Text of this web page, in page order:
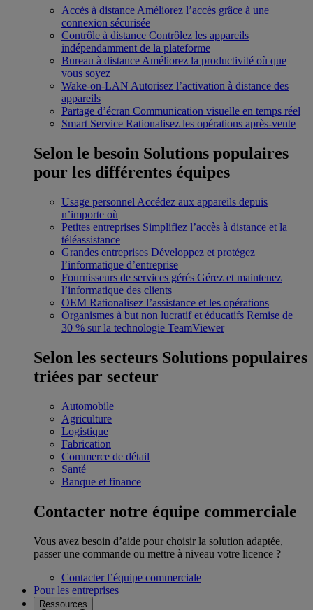
Accès à distance Améliorez l’accès grâce à une
connexion sécurisée
Contrôle à distance Contrôlez les appareils
indépendamment de la plateforme
Bureau à distance Améliorez la productivité où que
vous soyez
Wake-on-LAN Autorisez l’activation à distance des
appareils
Partage d’écran Communication visuelle en temps réel
Smart Service Rationalisez les opérations après-vente
Selon le besoin Solutions populaires
pour les différentes équipes
Usage personnel Accédez aux appareils depuis
n’importe où
Petites entreprises Simplifiez l’accès à distance et la
téléassistance
Grandes entreprises Développez et protégez
l’informatique d’entreprise
Fournisseurs de services gérés Gérez et maintenez
l’informatique des clients
OEM Rationalisez l’assistance et les opérations
Organismes à but non lucratif et éducatifs Remise de
30 % sur la technologie TeamViewer
Selon les secteurs Solutions populaires
triées par secteur
Automobile
Agriculture
Logistique
Fabrication
Commerce de détail
Santé
Banque et finance
Contacter notre équipe commerciale
Vous avez besoin d’aide pour choisir la solution adaptée,
passer une commande ou mettre à niveau votre licence ?
Contacter l’équipe commerciale
Pour les entreprises
Ressources